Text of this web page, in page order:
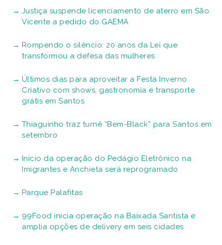
Justiça suspende licenciamento de aterro em São
Vicente a pedido do GAEMA
Rompendo o silêncio: 20 anos da Lei que
transformou a defesa das mulheres
Últimos dias para aproveitar a Festa Inverno
Criativo com shows, gastronomia e transporte
grátis em Santos
Thiaguinho traz turnê “Bem-Black” para Santos em
setembro
Início da operação do Pedágio Eletrônico na
Imigrantes e Anchieta será reprogramado
Parque Palafitas
99Food inicia operação na Baixada Santista e
amplia opções de delivery em seis cidades